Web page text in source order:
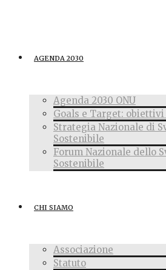
AGENDA 2030
Agenda 2030 ONU
Goals e Target:
Strategia Nazionale di
Sostenibile
Forum Nazionale dello
Sostenibile
CHI SIAMO
Associazione
Statuto